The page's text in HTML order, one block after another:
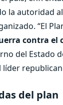
la autoridad
“El
contra el
del Estado
líder
del plan